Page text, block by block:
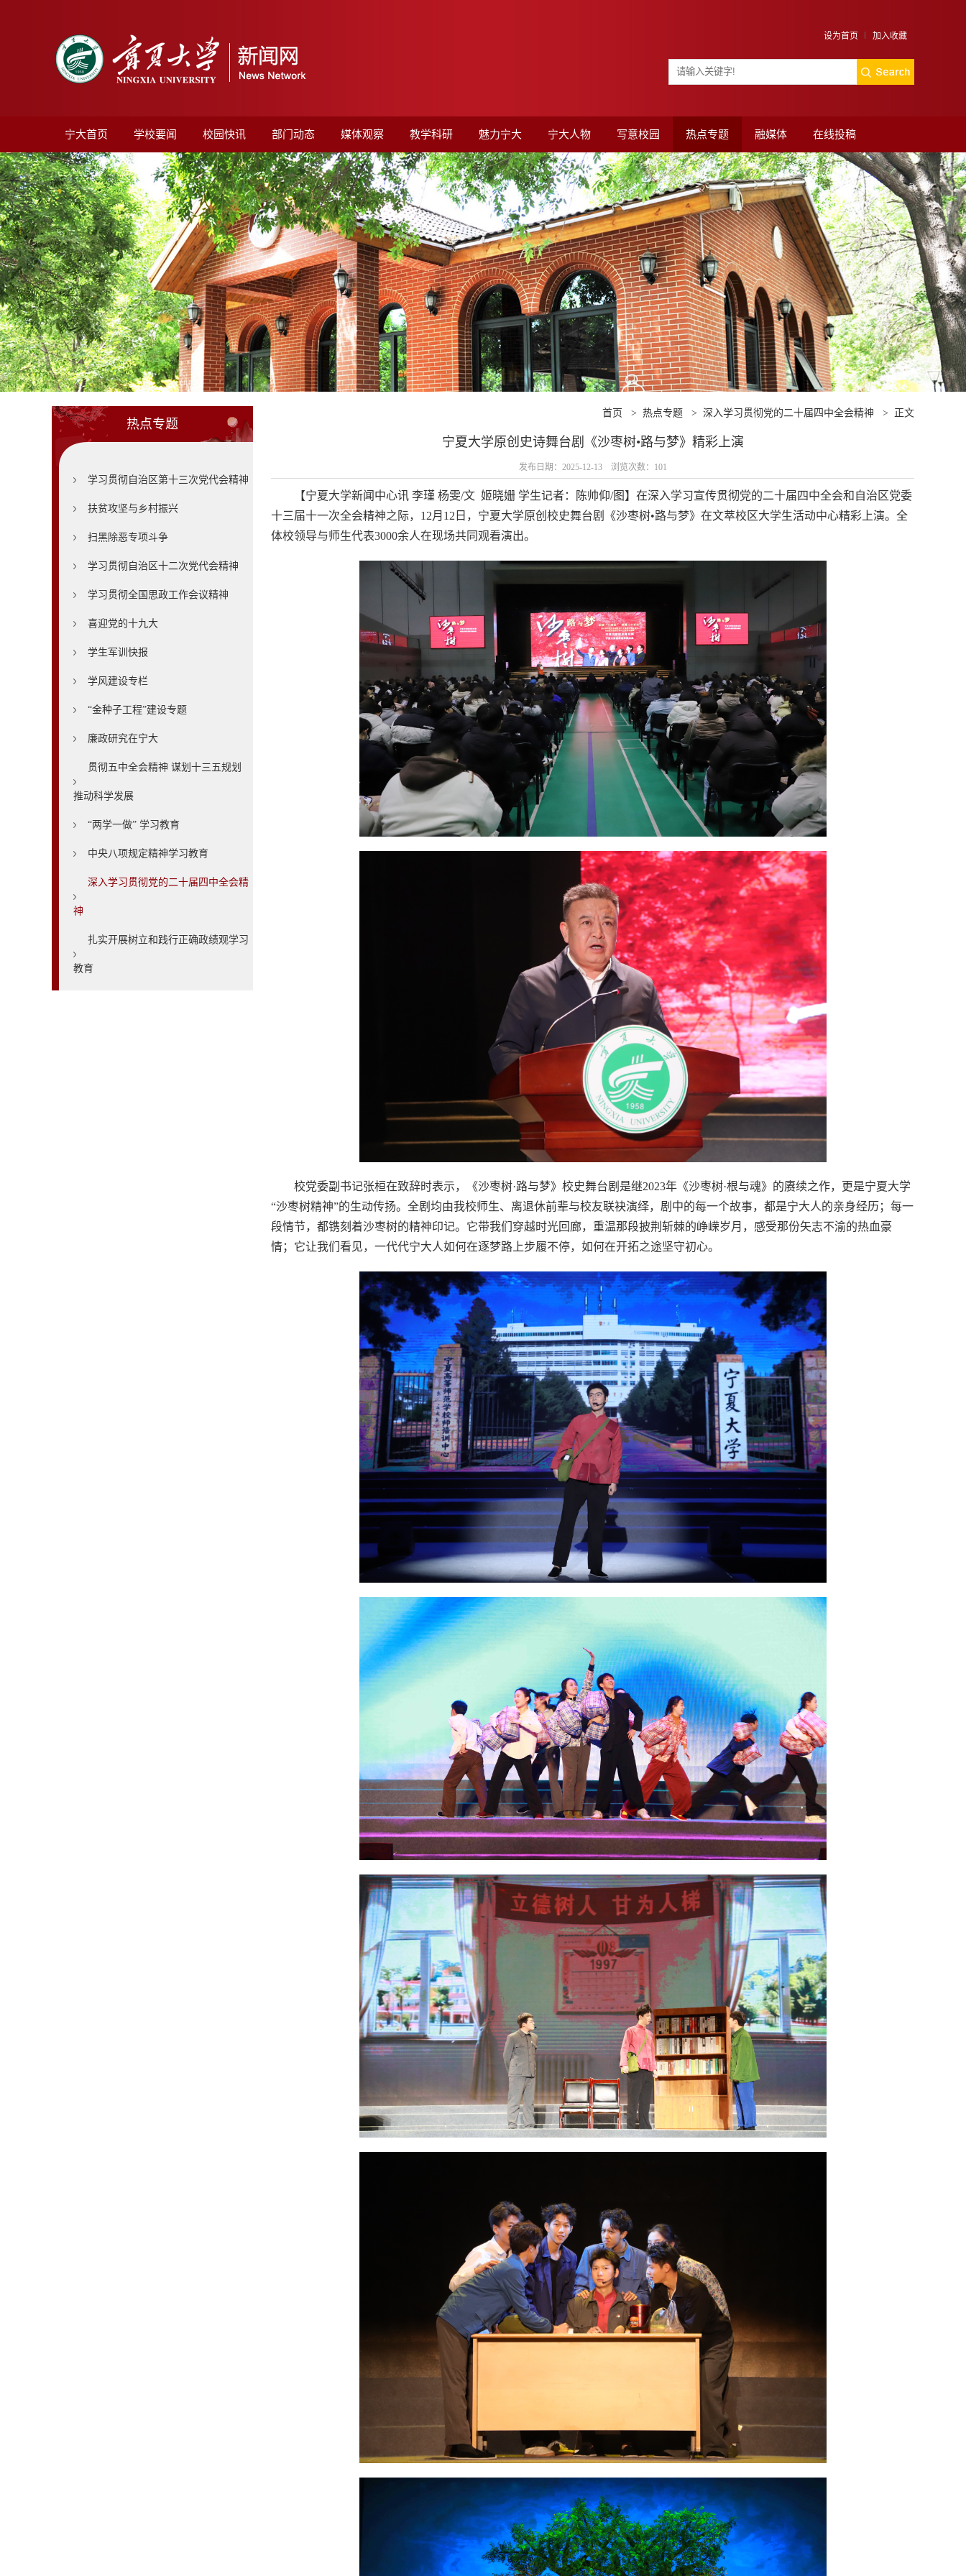
设为首页 加入收藏
宁大首页 学校要闻 校园快讯 部门动态 媒体观察 教学科研 魅力宁大 宁大人物 写意校园 热点专题 融媒体 在线投稿
热点专题
学习贯彻自治区第十三次党代会精神
扶贫攻坚与乡村振兴
扫黑除恶专项斗争
学习贯彻自治区十二次党代会精神
学习贯彻全国思政工作会议精神
喜迎党的十九大
学生军训快报
学风建设专栏
“金种子工程”建设专题
廉政研究在宁大
贯彻五中全会精神 谋划十三五规划
推动科学发展
“两学一做” 学习教育
中央八项规定精神学习教育
深入学习贯彻党的二十届四中全会精
神
扎实开展树立和践行正确政绩观学习
教育
首页 > 热点专题 > 深入学习贯彻党的二十届四中全会精神 > 正文
宁夏大学原创史诗舞台剧《沙枣树•路与梦》精彩上演
发布日期：2025-12-13 浏览次数： 101
【宁夏大学新闻中心讯 李瑾 杨雯/文 姬晓姗 学生记者：陈帅仰/图】在深入学习宣传贯彻党的二十届四中全会和自治区党委
十三届十一次全会精神之际，12月12日，宁夏大学原创校史舞台剧《沙枣树•路与梦》在文萃校区大学生活动中心精彩上演。全
体校领导与师生代表3000余人在现场共同观看演出。
校党委副书记张桓在致辞时表示，《沙枣树·路与梦》校史舞台剧是继2023年《沙枣树·根与魂》的赓续之作，更是宁夏大学
“沙枣树精神”的生动传扬。全剧均由我校师生、离退休前辈与校友联袂演绎，剧中的每一个故事，都是宁大人的亲身经历；每一
段情节，都镌刻着沙枣树的精神印记。它带我们穿越时光回廊，重温那段披荆斩棘的峥嵘岁月，感受那份矢志不渝的热血豪
情；它让我们看见，一代代宁大人如何在逐梦路上步履不停，如何在开拓之途坚守初心。